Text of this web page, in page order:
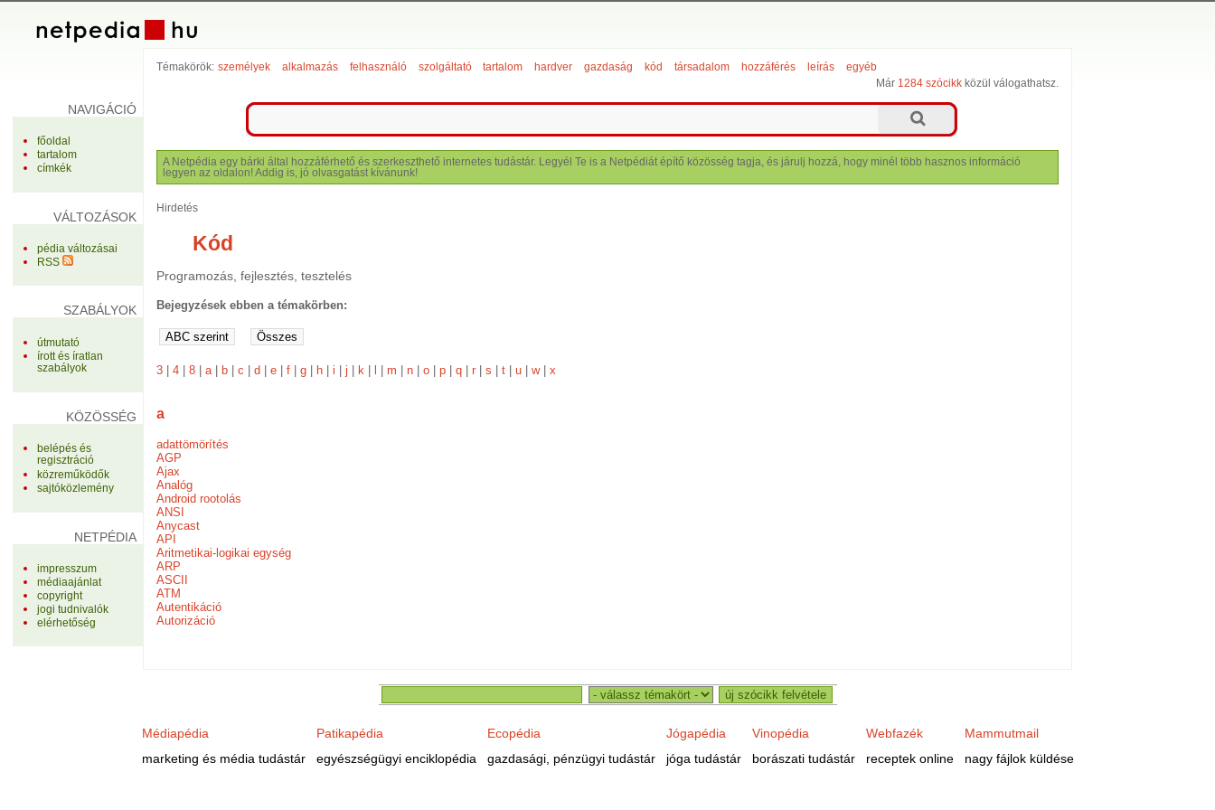
NAVIGÁCIÓ
főoldal
tartalom
címkék
VÁLTOZÁSOK
pédia változásai
RSS
SZABÁLYOK
útmutató
írott és íratlan
szabályok
KÖZÖSSÉG
belépés és
regisztráció
közreműködők
sajtóközlemény
NETPÉDIA
impresszum
médiaajánlat
copyright
jogi tudnivalók
elérhetőség
Témakörök: személyek alkalmazás felhasználó szolgáltató tartalom hardver gazdaság kód társadalom hozzáférés leírás
egyéb
Már 1284 szócikkközül válogathatsz.
A Netpédia egy bárki által hozzáférhető és szerkeszthető internetes tudástár. Legyél Te is a Netpédiát építő közösség tagja, és járulj hozzá, hogy minél több hasznos információ
legyen az oldalon! Addig is, jó olvasgatást kívánunk!
Hirdetés
Kód
Programozás, fejlesztés, tesztelés
Bejegyzések ebben a témakörben:
3 |4 |8 |a |b |c |d |e |f |g | h |i |j |k |l |m |n |o |p |q |r |s |t |u |w|x
a
adattömörítés
AGP
Ajax
Analóg
Android rootolás
ANSI
Anycast
API
Aritmetikai-logikai egység
ARP
ASCII
ATM
Autentikáció
Autorizáció
Médiapédia Patikapédia Ecopédia Jógapédia Vinopédia Webfazék
Mammutmail
marketing és média tudástár
egyészségügyi enciklopédia gazdasági, pénzügyi tudástár jóga tudástár borászati tudástár receptek online nagy fájlok küldése